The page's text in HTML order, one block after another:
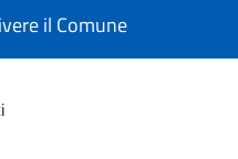
il Comune